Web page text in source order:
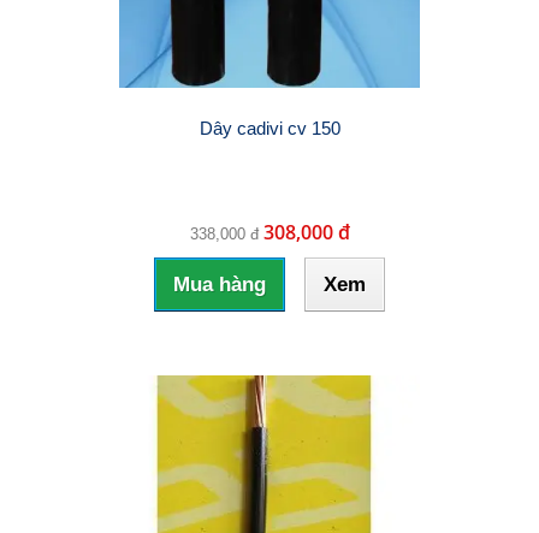
Dây cadivi cv 150
338,000 đ 308,000 đ
Mua hàng Xem